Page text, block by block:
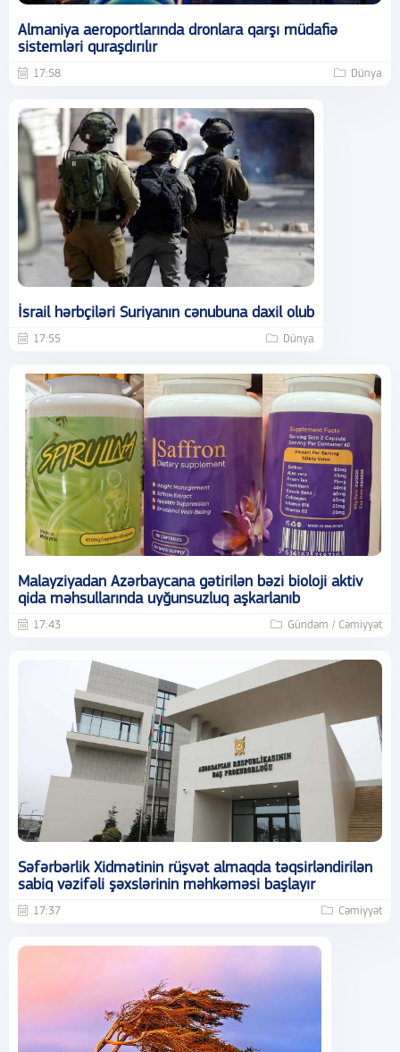
Almaniya aeroportlarında dronlara qarşı müdafiə
sistemləri quraşdırılır
17:58 Dünya
İsrail hərbçiləri Suriyanın cənubuna daxil olub
17:55 Dünya
Malayziyadan Azərbaycana gətirilən bəzi bioloji aktiv
qida məhsullarında uyğunsuzluq aşkarlanıb
17:43 Gündəm / Cəmiyyət
Səfərbərlik Xidmətinin rüşvət almaqda təqsirləndirilən
sabiq vəzifəli şəxslərinin məhkəməsi başlayır
17:37 Cəmiyyət